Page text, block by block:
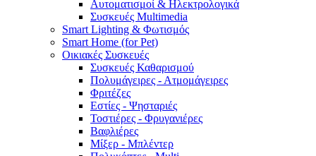
Αυτοματισμοί & Ηλεκτρολογικά
Συσκευές Multimedia
Smart Lighting & Φωτισμός
Smart Home (for Pet)
Οικιακές Συσκευές
Συσκευές Καθαρισμού
Πολυμάγειρες - Ατμομάγειρες
Φριτέζες
Εστίες - Ψησταριές
Τοστιέρες - Φρυγανιέρες
Βαφλιέρες
Μίξερ - Μπλέντερ